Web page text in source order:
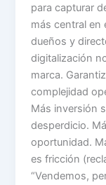
para capturar
más central en
dueños y
digitalización
marca.
complejidad
Más inversión
desperdicio.
oportunidad.
es fricción
“Vendemos,